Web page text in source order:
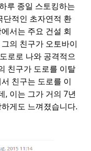
루 종일 스토킹하는
단적인 초자연적 환
서는 주요 건설 회
의 친구가 오토바이
로로 나와 공격적으
친구가 도로를 이탈
친구는 도로를 이
, 이는 그가 거의 7년
게도 느껴졌습니다.